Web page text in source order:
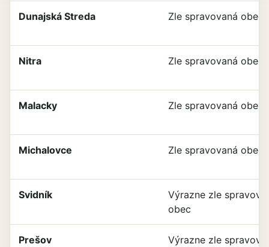
Dunajská Streda Zle spravovaná obec
Nitra Zle spravovaná obec
Malacky Zle spravovaná obec
Michalovce Zle spravovaná obec
Svidník
Výrazne zle
obec
Prešov
Výrazne zle